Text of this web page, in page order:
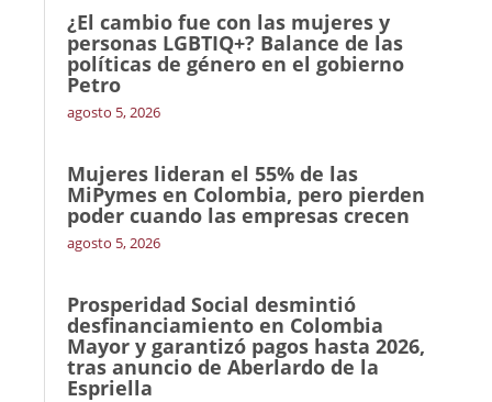
¿El cambio fue con las mujeres y
personas LGBTIQ+? Balance de las
políticas de género en el gobierno
Petro
agosto 5, 2026
Mujeres lideran el 55% de las
MiPymes en Colombia, pero pierden
poder cuando las empresas crecen
agosto 5, 2026
Prosperidad Social desmintió
desfinanciamiento en Colombia
Mayor y garantizó pagos hasta 2026,
tras anuncio de Aberlardo de la
Espriella